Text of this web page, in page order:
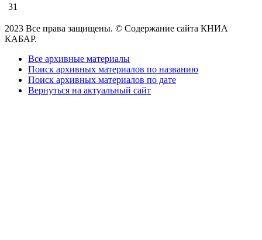
31
2023 Все права защищены. © Содержание сайта КНИА
КАБАР.
Все архивные материалы
Поиск архивных материалов по названию
Поиск архивных материалов по дате
Вернуться на актуальный сайт